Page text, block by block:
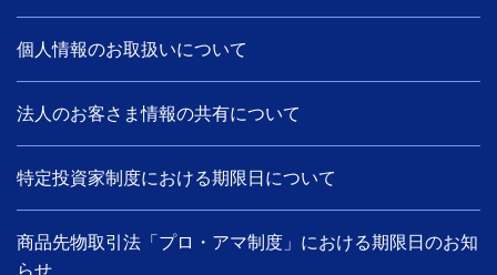
個人情報のお取扱いについて
法人のお客さま情報の共有について
特定投資家制度における期限日について
商品先物取引法「プロ・アマ制度」における期限日のお知
らせ